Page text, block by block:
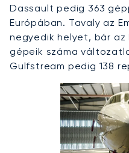
Dassault pedig 363
Európában. Tavaly az
negyedik helyet, bár az
gépeik száma
Gulfstream pedig 138